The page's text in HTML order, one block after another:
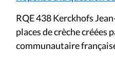
RQE 438 Kerckhofs
places de crèche créées
communautaire